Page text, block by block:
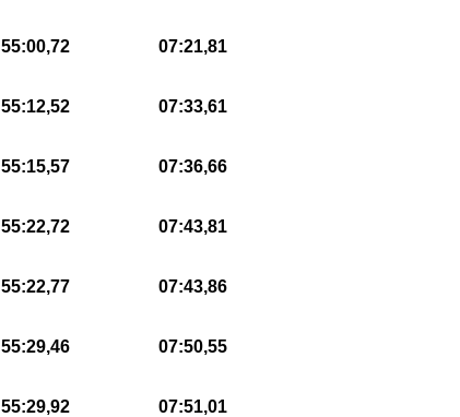
55:00,72 07:21,81
55:12,52 07:33,61
55:15,57 07:36,66
55:22,72 07:43,81
55:22,77 07:43,86
55:29,46 07:50,55
55:29,92 07:51,01